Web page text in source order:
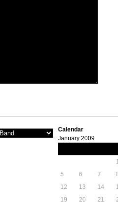
Calendar
January 2009
5
6 7
12
13 14
19
20 21